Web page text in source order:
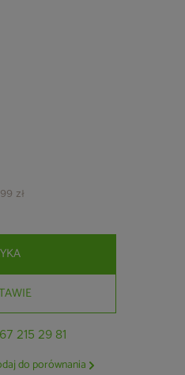
zł
67 215 29 81
do porównania